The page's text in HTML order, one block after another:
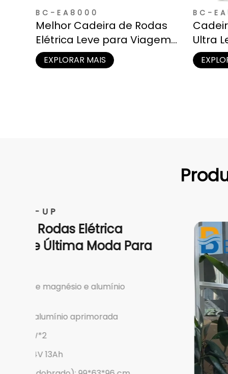
BC-EA8000
Melhor Cadeira de Rodas
Elétrica Leve para Viagem |
Abaixo de 50 lbs
EXPLORAR MAIS
BC-
Ultra